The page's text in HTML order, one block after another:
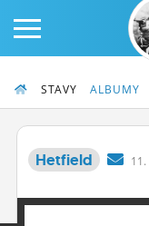
STAVY ALBUMY
Hetfield 11.